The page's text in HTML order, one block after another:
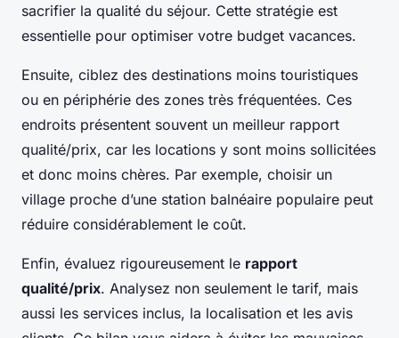
sacrifier la qualité du séjour. Cette stratégie est
essentielle pour optimiser votre budget vacances.
Ensuite, ciblez des destinations moins touristiques
ou en périphérie des zones très fréquentées. Ces
endroits présentent souvent un meilleur rapport
qualité/prix, car les locations y sont moins sollicitées
et donc moins chères. Par exemple, choisir un
village proche d’une station balnéaire populaire peut
réduire considérablement le coût.
Enfin, évaluez rigoureusement le rapport
qualité/prix. Analysez non seulement le tarif, mais
aussi les services inclus, la localisation et les avis